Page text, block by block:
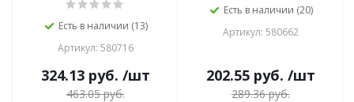
Есть в наличии (13)
Артикул: 580716
324.13руб. /шт
463.05руб.
Есть в наличии (20)
Артикул: 580662
202.55руб. /шт
289.36руб.